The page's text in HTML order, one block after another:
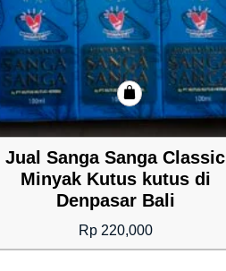
Jual Sanga Sanga Classic
Minyak Kutus kutus di
Denpasar Bali
Rp220,000